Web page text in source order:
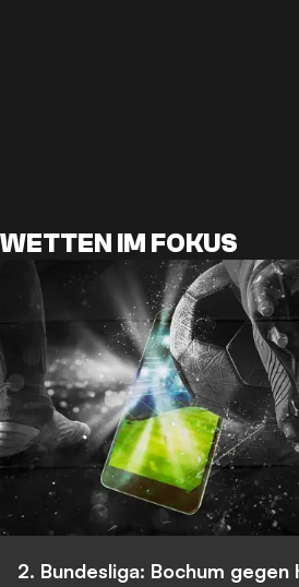
WETTEN IM FOKUS
2. Bundesliga: Bochum gegen